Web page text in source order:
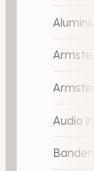
Audio